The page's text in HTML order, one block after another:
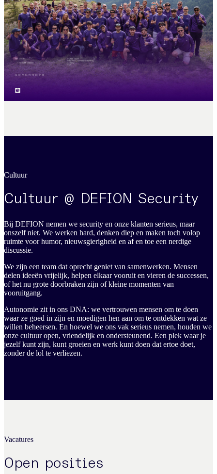
Cultuur
Cultuur @ DEFION Security
Bij DEFION nemen we security en onze klanten serieus, maar
onszelf niet. We werken hard, denken diep en maken toch volop
ruimte voor humor, nieuwsgierigheid en af en toe een nerdige
discussie.
We zijn een team dat oprecht geniet van samenwerken. Mensen
delen ideeën vrijelijk, helpen elkaar vooruit en vieren de successen,
of het nu grote doorbraken zijn of kleine momenten van
vooruitgang.
Autonomie zit in ons DNA: we vertrouwen mensen om te doen
waar ze goed in zijn en moedigen hen aan om te ontdekken wat ze
willen beheersen. En hoewel we ons vak serieus nemen, houden we
onze cultuur open, vriendelijk en ondersteunend. Een plek waar je
jezelf kunt zijn, kunt groeien en werk kunt doen dat ertoe doet,
zonder de lol te verliezen.
Vacatures
Open posities